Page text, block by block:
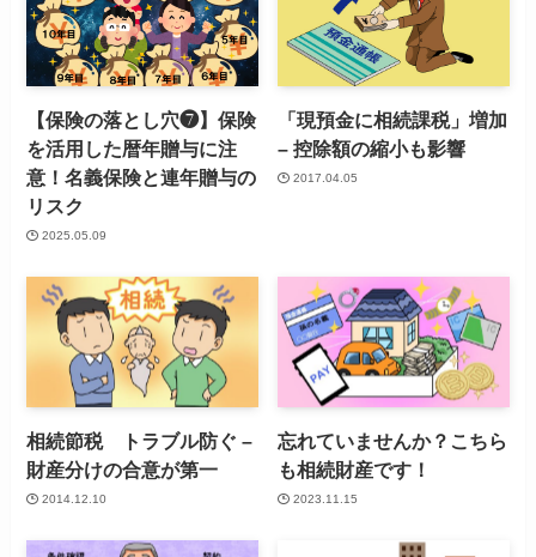
【保険の落とし穴❼】保険
を活用した暦年贈与に注
意！名義保険と連年贈与の
リスク
2025.05.09
「現預金に相続課税」増加
– 控除額の縮小も影響
2017.04.05
相続節税 トラブル防ぐ –
財産分けの合意が第一
2014.12.10
忘れていませんか？こちら
も相続財産です！
2023.11.15